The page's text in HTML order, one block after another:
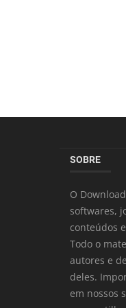
SOBRE
O
softwares,
conteúdos
Todo o
autores e
deles.
em nossos